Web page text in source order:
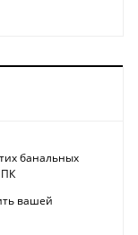
банальных
вашей